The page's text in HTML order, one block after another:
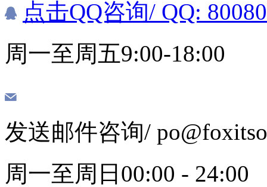
点击QQ咨询/ QQ:
周一至周五9:00-18:00
发送邮件咨询/
周一至周日00:00 - 24:00